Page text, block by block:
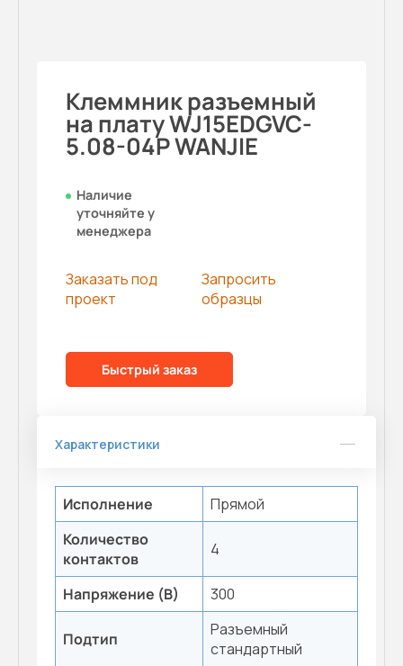
Клеммник разъемный
на плату WJ15EDGVC-
5.08-04P WANJIE
Наличие
уточняйте у
менеджера
Заказать под
проект
Запросить
образцы
Быстрый заказ
Характеристики
Исполнение
Прямой
Количество
контактов
4
Напряжение (В) 300
Подтип
Разъемный
стандартный